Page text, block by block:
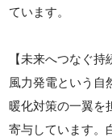
ています。
【未来へつなぐ持
風力発電という自
暖化対策の一翼を
寄与しています。